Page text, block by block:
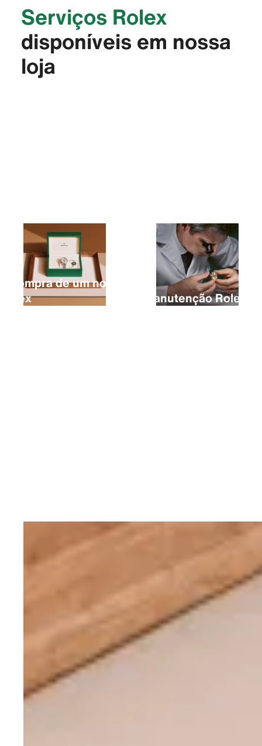
Serviços Rolex
disponíveis em nossa
loja
A compra de um novo
Rolex
A manutenção Rolex